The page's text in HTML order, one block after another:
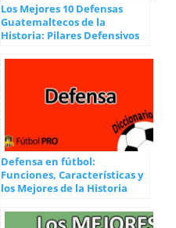
Los Mejores 10 Defensas
Guatemaltecos de la
Historia: Pilares Defensivos
Defensa en fútbol:
Funciones, Características y
los Mejores de la Historia